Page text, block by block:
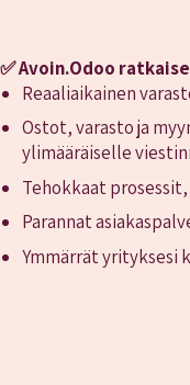
✅Avoin.Odoo
Reaaliaikainen
Ostot, varasto ja
ylimääräiselle
Tehokkaat
Parannat
Ymmärrät yrityksesi